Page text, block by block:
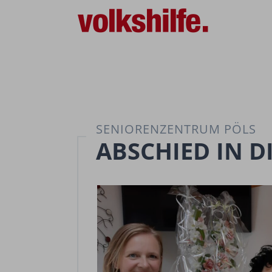
SENIORENZENTRUM PÖLS
ABSCHIED IN